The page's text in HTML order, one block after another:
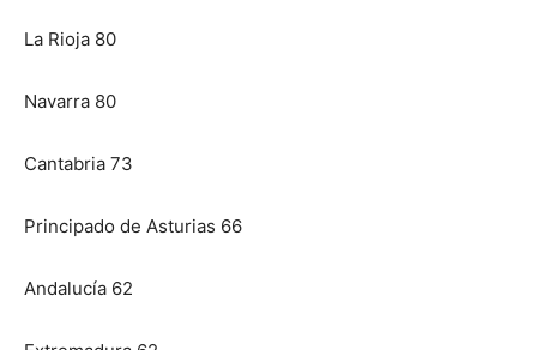
La Rioja 80
Navarra 80
Cantabria 73
Principado de Asturias 66
Andalucía 62